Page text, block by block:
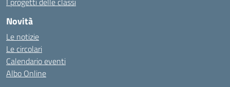
Novità
Le notizie
Le circolari
Calendario eventi
Albo Online